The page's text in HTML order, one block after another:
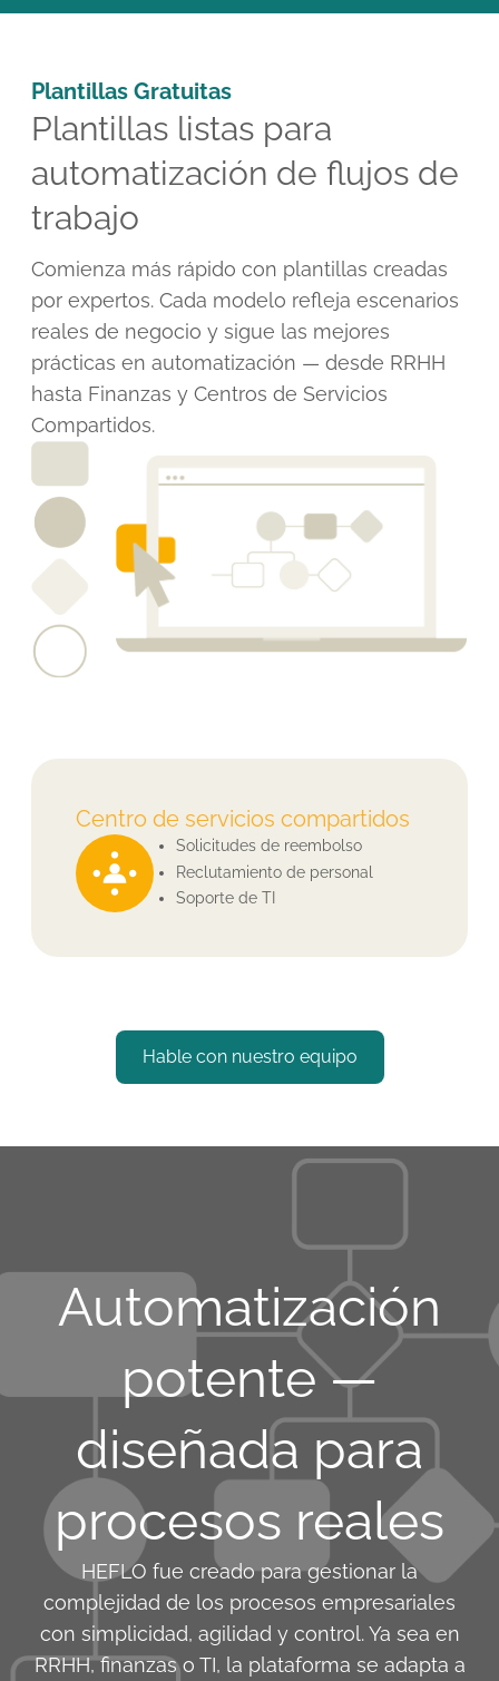
Plantillas Gratuitas
Plantillas listas para
automatización de flujos de
trabajo
Comienza más rápido con plantillas creadas
por expertos. Cada modelo refleja escenarios
reales de negocio y sigue las mejores
prácticas en automatización — desde RRHH
hasta Finanzas y Centros de Servicios
Compartidos.
Centro de servicios compartidos
Solicitudes de reembolso
Reclutamiento de personal
Soporte de TI
Hable con nuestro equipo
Automatización
potente —
diseñada para
procesos reales
HEFLO fue creado para gestionar la
complejidad de los procesos empresariales
con simplicidad, agilidad y control. Ya sea en
RRHH, finanzas o TI, la plataforma se adapta a